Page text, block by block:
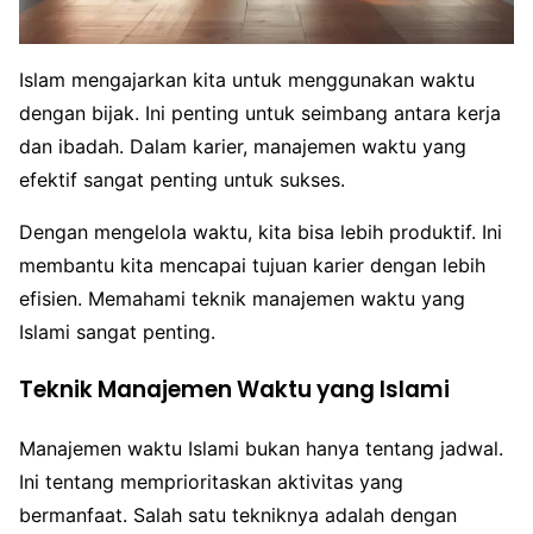
Islam mengajarkan kita untuk menggunakan waktu
dengan bijak. Ini penting untuk seimbang antara kerja
dan ibadah. Dalam karier, manajemen waktu yang
efektif sangat penting untuk sukses.
Dengan mengelola waktu, kita bisa lebih produktif. Ini
membantu kita mencapai tujuan karier dengan lebih
efisien. Memahami teknik manajemen waktu yang
Islami sangat penting.
Teknik Manajemen Waktu yang Islami
Manajemen waktu Islami bukan hanya tentang jadwal.
Ini tentang memprioritaskan aktivitas yang
bermanfaat. Salah satu tekniknya adalah dengan